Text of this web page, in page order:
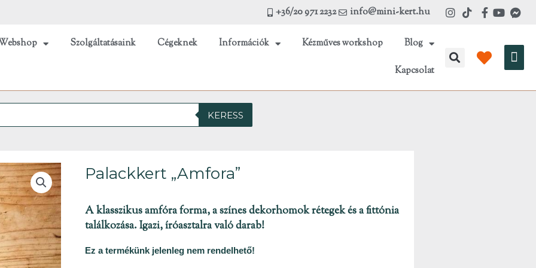
+36/20 971 2232 info@mini-kert.hu
Szolgáltatásaink Cégeknek Információk Kézműves workshop Blog
Kapcsolat
KERESS
Palackkert „Amfora”
A klasszikus amfóra forma, a színes dekorhomok rétegek és a fittónia
találkozása. Igazi, íróasztalra való darab!
Ez a termékünk jelenleg nem rendelhető!